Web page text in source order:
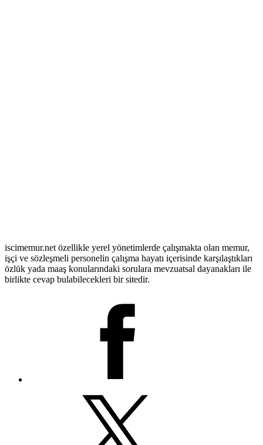
iscimemur.net özellikle yerel yönetimlerde çalışmakta olan memur,
işçi ve sözleşmeli personelin çalışma hayatı içerisinde karşılaştıkları
özlük yada maaş konularındaki sorulara mevzuatsal dayanakları ile
birlikte cevap bulabilecekleri bir sitedir.